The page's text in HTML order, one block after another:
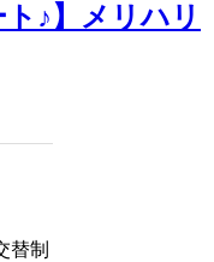
♪】メリハリ
替制